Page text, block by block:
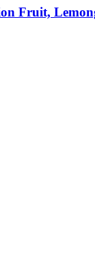
Fruit,